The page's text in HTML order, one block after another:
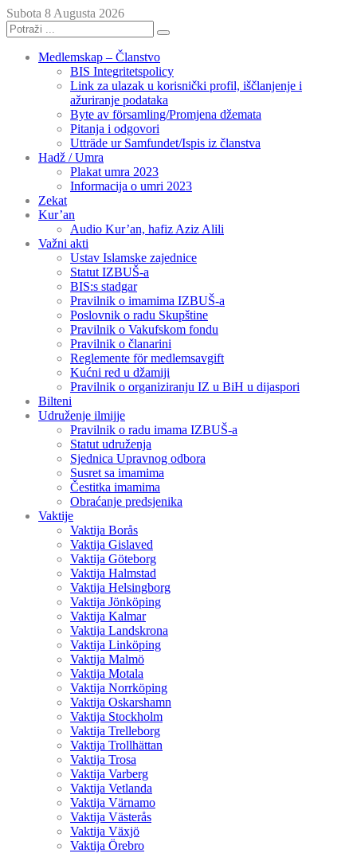
Subota 8 Augusta 2026
Medlemskap – Članstvo
BIS Integritetspolicy
Link za ulazak u korisnički profil, iščlanjenje i
ažuriranje podataka
Byte av församling/Promjena džemata
Pitanja i odgovori
Utträde ur Samfundet/Ispis iz članstva
Hadž / Umra
Plakat umra 2023
Informacija o umri 2023
Zekat
Kur’an
Audio Kur’an, hafiz Aziz Alili
Važni akti
Ustav Islamske zajednice
Statut IZBUŠ-a
BIS:s stadgar
Pravilnik o imamima IZBUŠ-a
Poslovnik o radu Skupštine
Pravilnik o Vakufskom fondu
Pravilnik o članarini
Reglemente för medlemsavgift
Kućni red u džamiji
Pravilnik o organiziranju IZ u BiH u dijaspori
Bilteni
Udruženje ilmijje
Pravilnik o radu imama IZBUŠ-a
Statut udruženja
Sjednica Upravnog odbora
Susret sa imamima
Čestitka imamima
Obraćanje predsjenika
Vaktije
Vaktija Borås
Vaktija Gislaved
Vaktija Göteborg
Vaktija Halmstad
Vaktija Helsingborg
Vaktija Jönköping
Vaktija Kalmar
Vaktija Landskrona
Vaktija Linköping
Vaktija Malmö
Vaktija Motala
Vaktija Norrköping
Vaktija Oskarshamn
Vaktija Stockholm
Vaktija Trelleborg
Vaktija Trollhättan
Vaktija Trosa
Vaktija Varberg
Vaktija Vetlanda
Vaktija Värnamo
Vaktija Västerås
Vaktija Växjö
Vaktija Örebro